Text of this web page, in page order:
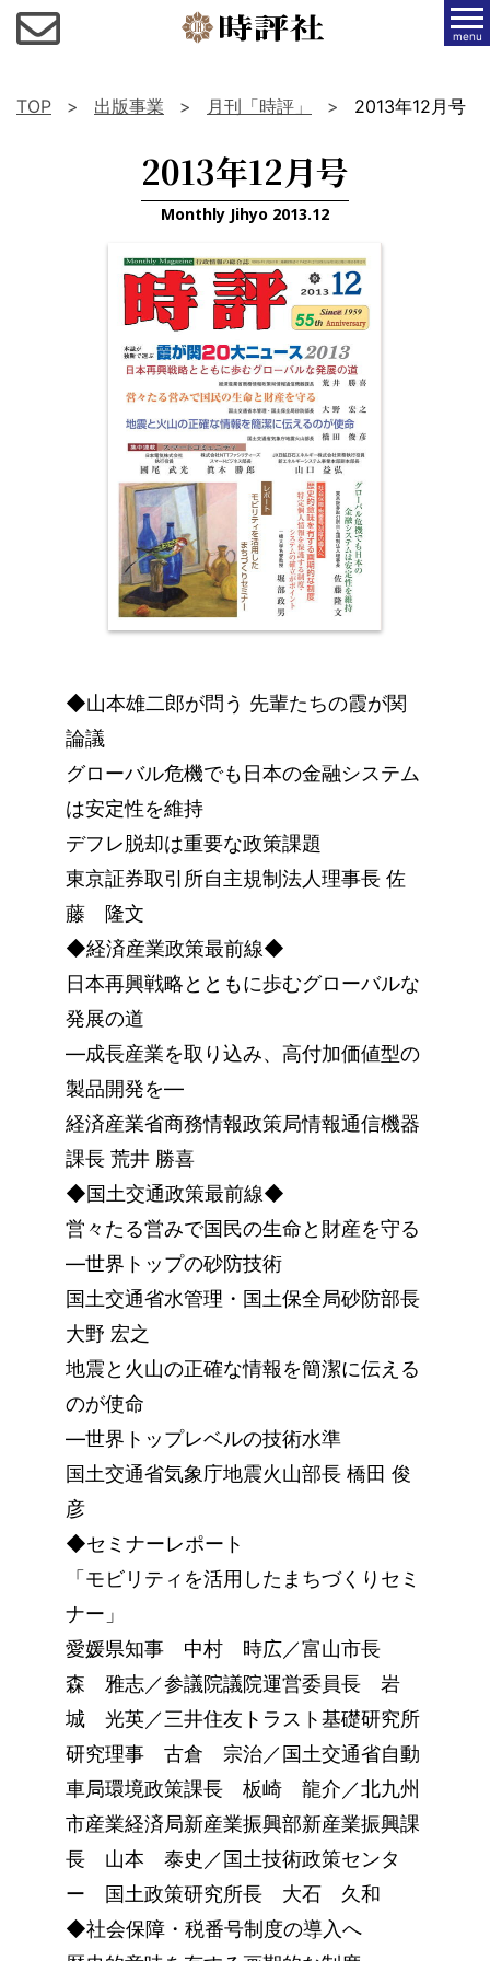
menu
TOP 出版事業 月刊「時評」 2013年12月号
2013年12月号
Monthly Jihyo 2013.12
◆山本雄二郎が問う 先輩たちの霞が関
論議
グローバル危機でも日本の金融システム
は安定性を維持
デフレ脱却は重要な政策課題
東京証券取引所自主規制法人理事長 佐
藤 隆文
◆経済産業政策最前線◆
日本再興戦略とともに歩むグローバルな
発展の道
―成長産業を取り込み、高付加価値型の
製品開発を―
経済産業省商務情報政策局情報通信機器
課長 荒井 勝喜
◆国土交通政策最前線◆
営々たる営みで国民の生命と財産を守る
―世界トップの砂防技術
国土交通省水管理・国土保全局砂防部長
大野 宏之
地震と火山の正確な情報を簡潔に伝える
のが使命
―世界トップレベルの技術水準
国土交通省気象庁地震火山部長 橋田 俊
彦
◆セミナーレポート
「モビリティを活用したまちづくりセミ
ナー」
愛媛県知事 中村 時広／富山市長
森 雅志／参議院議院運営委員長 岩
城 光英／三井住友トラスト基礎研究所
研究理事 古倉 宗治／国土交通省自動
車局環境政策課長 板崎 龍介／北九州
市産業経済局新産業振興部新産業振興課
長 山本 泰史／国土技術政策センタ
ー 国土政策研究所長 大石 久和
◆社会保障・税番号制度の導入へ